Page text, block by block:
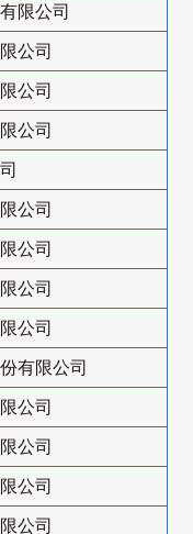
限公司
公司
公司
公司
公司
公司
公司
公司
有限公司
公司
公司
公司
公司